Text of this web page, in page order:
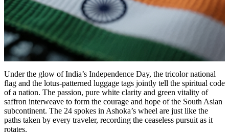
Under the glow of India’s Independence Day, the tricolor national
flag and the lotus-patterned luggage tags jointly tell the spiritual code
of a nation. The passion, pure white clarity and green vitality of
saffron interweave to form the courage and hope of the South Asian
subcontinent. The 24 spokes in Ashoka’s wheel are just like the
paths taken by every traveler, recording the ceaseless pursuit as it
rotates.